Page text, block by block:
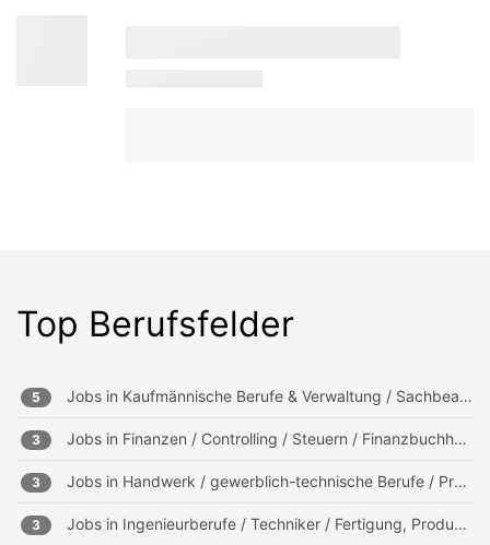
Top Berufsfelder
5 Jobs in Kaufmännische Berufe & Verwaltung / Sachbearbeitung und Verwaltung
3 Jobs in Finanzen / Controlling / Steuern / Finanzbuchhaltung, Mahnwesen
3 Jobs in Handwerk / gewerblich-technische Berufe / Produktion
3 Jobs in Ingenieurberufe / Techniker / Fertigung, Produktion